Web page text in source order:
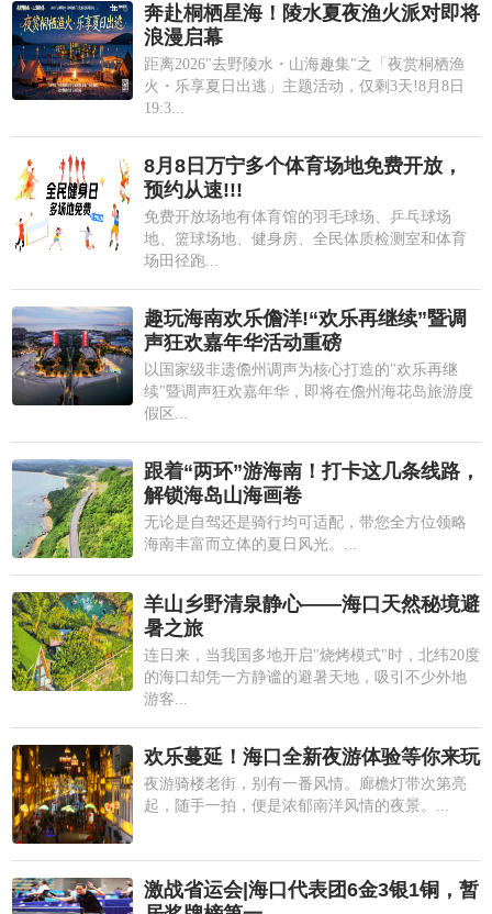
奔赴桐栖星海！陵水夏夜渔火派对即将
浪漫启幕
距离2026"去野陵水・山海趣集"之「夜赏桐栖渔
火・乐享夏日出逃」主题活动，仅剩3天!8月8日
19:3...
8月8日万宁多个体育场地免费开放，
预约从速!!!
免费开放场地有体育馆的羽毛球场、乒乓球场
地、篮球场地、健身房、全民体质检测室和体育
场田径跑...
趣玩海南欢乐儋洋!“欢乐再继续”暨调
声狂欢嘉年华活动重磅
以国家级非遗儋州调声为核心打造的"欢乐再继
续"暨调声狂欢嘉年华，即将在儋州海花岛旅游度
假区...
跟着“两环”游海南！打卡这几条线路，
解锁海岛山海画卷
无论是自驾还是骑行均可适配，带您全方位领略
海南丰富而立体的夏日风光。...
羊山乡野清泉静心——海口天然秘境避
暑之旅
连日来，当我国多地开启"烧烤模式"时，北纬20度
的海口却凭一方静谧的避暑天地，吸引不少外地
游客...
欢乐蔓延！海口全新夜游体验等你来玩
夜游骑楼老街，别有一番风情。廊檐灯带次第亮
起，随手一拍，便是浓郁南洋风情的夜景。...
激战省运会|海口代表团6金3银1铜，暂